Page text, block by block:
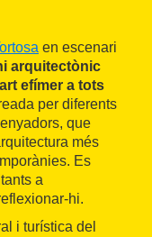
en escenari
arquitectònic
efímer a tots
per diferents
que
més
Es
a
hi.
i turística del